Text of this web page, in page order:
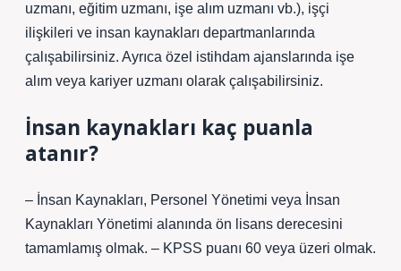
uzmanı, eğitim uzmanı, işe alım uzmanı vb.), işçi
ilişkileri ve insan kaynakları departmanlarında
çalışabilirsiniz. Ayrıca özel istihdam ajanslarında işe
alım veya kariyer uzmanı olarak çalışabilirsiniz.
İnsan kaynakları kaç puanla
atanır?
– İnsan Kaynakları, Personel Yönetimi veya İnsan
Kaynakları Yönetimi alanında ön lisans derecesini
tamamlamış olmak. – KPSS puanı 60 veya üzeri olmak.